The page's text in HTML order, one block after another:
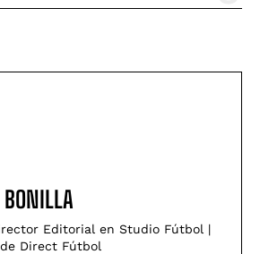
BONILLA
Editorial en Studio Fútbol |
Direct Fútbol